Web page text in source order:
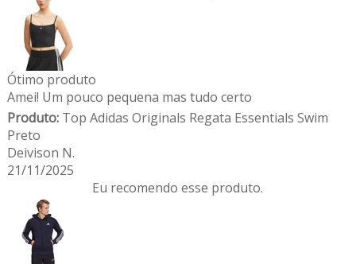
Ótimo produto
Amei! Um pouco pequena mas tudo certo
Produto:Top Adidas Originals Regata Essentials Swim
Preto
Deivison N.
21/11/2025
Eu recomendo esse produto.